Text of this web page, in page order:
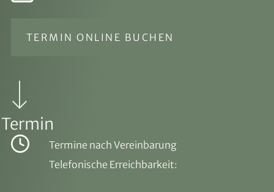
TERMIN ONLINE BUCHEN
Termin
Termine nach Vereinbarung
Telefonische Erreichbarkeit: